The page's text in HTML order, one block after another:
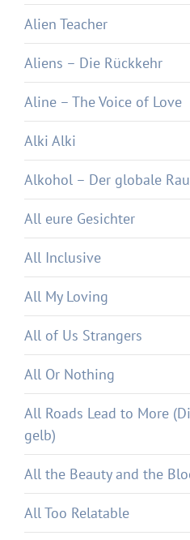
Alien Teacher
Aliens – Die Rückkehr
Aline – The Voice of Love
Alki Alki
Alkohol – Der globale
All eure Gesichter
All Inclusive
All My Loving
All of Us Strangers
All Or Nothing
All Roads Lead to More
gelb)
All the Beauty and the
All Too Relatable